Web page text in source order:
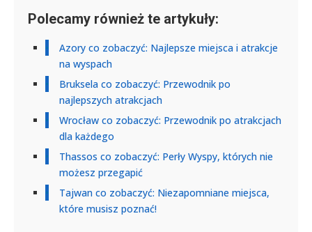
Polecamy również te artykuły:
Azory co zobaczyć: Najlepsze miejsca i atrakcje
na wyspach
Bruksela co zobaczyć: Przewodnik po
najlepszych atrakcjach
Wrocław co zobaczyć: Przewodnik po atrakcjach
dla każdego
Thassos co zobaczyć: Perły Wyspy, których nie
możesz przegapić
Tajwan co zobaczyć: Niezapomniane miejsca,
które musisz poznać!